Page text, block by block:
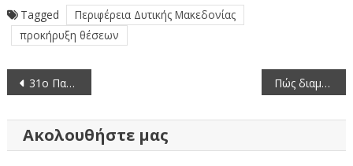
Tagged
Περιφέρεια Δυτικής Μακεδονίας
προκήρυξη θέσεων
Πλοήγηση
31ο Πανελλήνιο Πρωτάθλημα, 27ο Κύπελλο «Αθ.Λευκαδίτη», Open Κάθετος και Ατομικός Αγώνας στο Εθνικό Χιονοδρομικό Κέντρο Βασιλίτσας Πώς διαμορφώνονται οι μέσες τιμές νωπών ψαριών (14/01-20/01/2022)
Ακολουθήστε μας